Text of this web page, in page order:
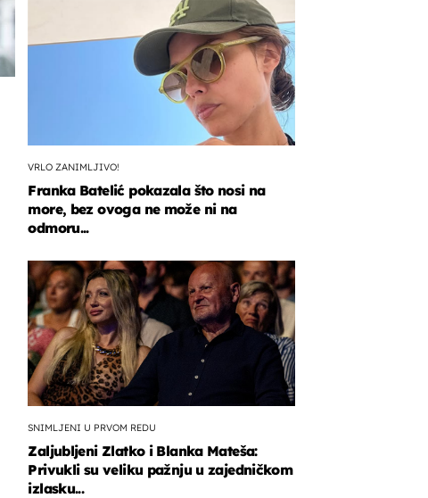
VRLO ZANIMLJIVO!
Franka Batelić pokazala što nosi na
more, bez ovoga ne može ni na
odmoru...
SNIMLJENI U PRVOM REDU
Zaljubljeni Zlatko i Blanka Mateša:
Privukli su veliku pažnju u zajedničkom
izlasku...